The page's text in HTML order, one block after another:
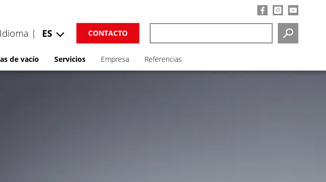
SEARCH
CONTACTO
Idioma | ES
de vacío Servicios Empresa Referencias